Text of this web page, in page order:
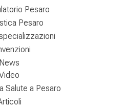
Pesaro
Pesaro
News
Salute a Pesaro